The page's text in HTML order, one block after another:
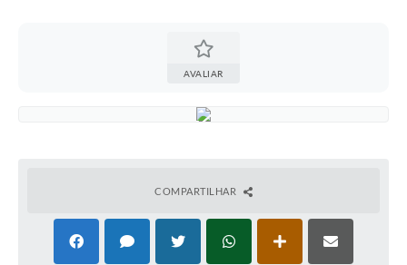
AVALIAR
COMPARTILHAR